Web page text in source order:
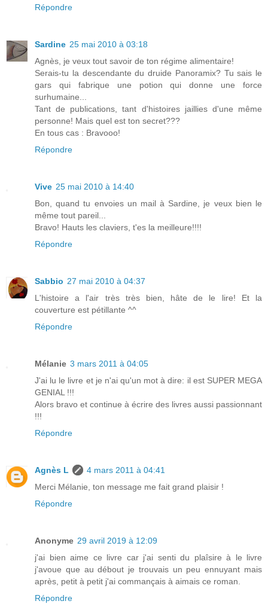
Répondre
Sardine 25 mai 2010 à 03:18
Agnès, je veux tout savoir de ton régime alimentaire!
Serais-tu la descendante du druide Panoramix? Tu sais le
gars qui fabrique une potion qui donne une force
surhumaine...
Tant de publications, tant d'histoires jaillies d'une même
personne! Mais quel est ton secret???
En tous cas : Bravooo!
Répondre
Vive 25 mai 2010 à 14:40
Bon, quand tu envoies un mail à Sardine, je veux bien le
même tout pareil...
Bravo! Hauts les claviers, t'es la meilleure!!!!
Répondre
Sabbio 27 mai 2010 à 04:37
L'histoire a l'air très très bien, hâte de le lire! Et la
couverture est pétillante ^^
Répondre
Mélanie 3 mars 2011 à 04:05
J'ai lu le livre et je n'ai qu'un mot à dire: il est SUPER MEGA
GENIAL !!!
Alors bravo et continue à écrire des livres aussi passionnant
!!!
Répondre
Agnès L
4 mars 2011 à 04:41
Merci Mélanie, ton message me fait grand plaisir !
Répondre
Anonyme 29 avril 2019 à 12:09
j'ai bien aime ce livre car j'ai senti du plaîsire à le livre
j'avoue que au débout je trouvais un peu ennuyant mais
après, petit à petit j'ai commançais à aimais ce roman.
Répondre